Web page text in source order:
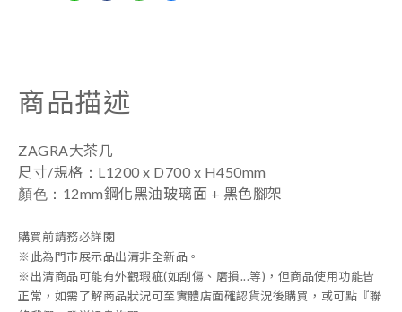
商品描述
ZAGRA大茶几
尺寸/規格 ： L1200 x D700 x H450mm
顏色 ： 12mm鋼化黑油玻璃面 + 黑色腳架
購買前請務必詳閱
※此為門市展示品出清非全新品。
※出清商品可能有外觀瑕疵(如刮傷、磨損...等)，但商品使用功能皆
正常，如需了解商品狀況可至實體店面確認貨況後購買，或可點『聯